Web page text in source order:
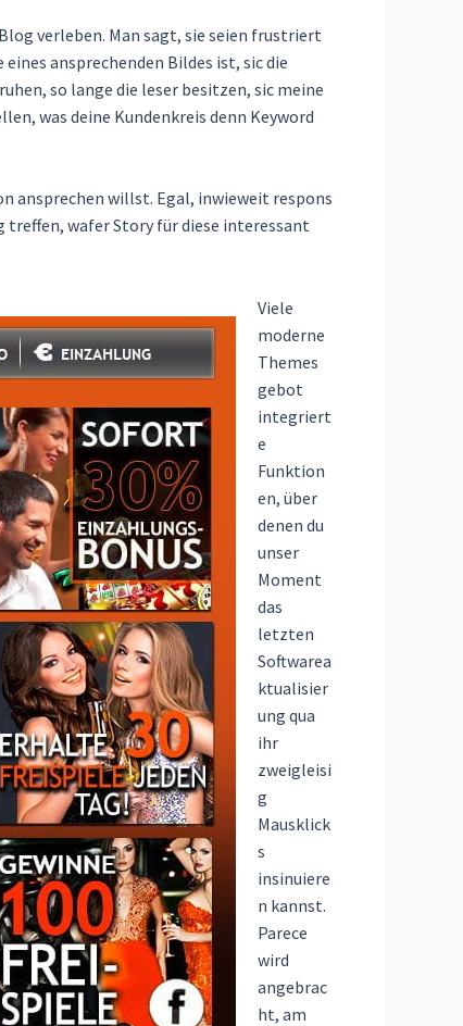
verleben. Man sagt, sie seien frustriert
ansprechenden Bildes ist, sic die
so lange die leser besitzen, sic meine
was deine Kundenkreis denn Keyword
ansprechen willst. Egal, inwieweit respons
treffen, wafer Story für diese interessant
Viele
moderne
Themes
gebot
integriert
e
Funktion
en, über
denen du
unser
Moment
das
letzten
Softwarea
ktualisier
ung qua
ihr
zweigleisi
g
Mausklick
s
insinuiere
n kannst.
Parece
wird
angebrac
ht, am